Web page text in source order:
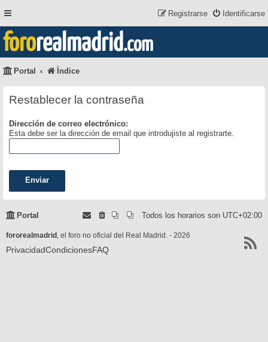
Identificarse
Registrarse
fororealmadrid.com
Portal Índice
Restablecer la contraseña
Dirección de correo electrónico:
Esta debe ser la dirección de email que introdujiste al registrarte.
Portal Todos los horarios son UTC+02:00
fororealmadrid , el foro no oficial del Real Madrid. - 2026
PrivacidadCondicionesFAQ